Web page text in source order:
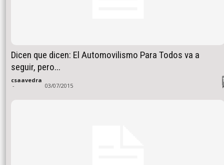
Dicen que dicen: El Automovilismo Para Todos va a
seguir, pero...
csaavedra
- 03/07/2015